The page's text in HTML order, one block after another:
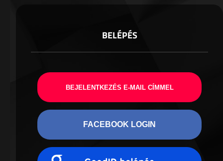
BELÉPÉS
BEJELENTKEZÉS E-MAIL CÍMMEL
FACEBOOK LOGIN